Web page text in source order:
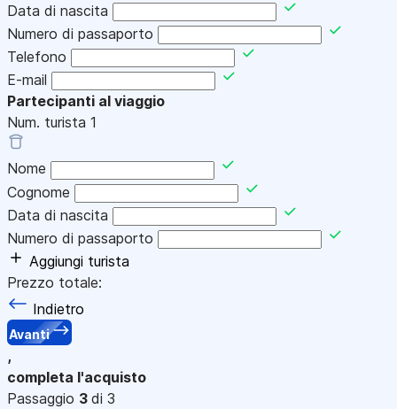
Data di nascita
Numero di passaporto
Telefono
E-mail
Partecipanti al viaggio
Num. turista 1
Nome
Cognome
Data di nascita
Numero di passaporto
Aggiungi turista
Prezzo totale:
Indietro
Avanti
,
completa l'acquisto
Passaggio 3 di 3